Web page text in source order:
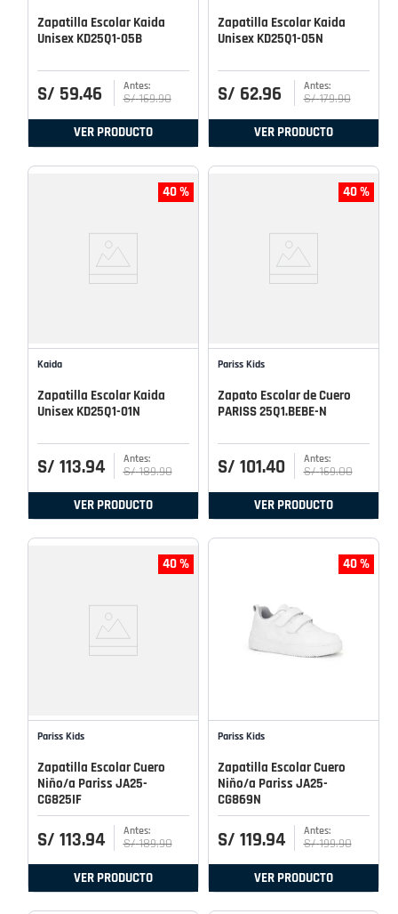
Zapatilla Escolar Kaida
Unisex KD25Q1-05B
S/ 59.46 S/ 169.90
VER PRODUCTO
Zapatilla Escolar Kaida
Unisex KD25Q1-05N
S/ 62.96 S/ 179.90
VER PRODUCTO
40 %
Kaida
Zapatilla Escolar Kaida
Unisex KD25Q1-01N
S/ 113.94 S/ 189.90
VER PRODUCTO
40 %
Pariss Kids
Zapato Escolar de Cuero
PARISS 25Q1.BEBE-N
S/ 101.40 S/ 169.00
VER PRODUCTO
40 %
Pariss Kids
Zapatilla Escolar Cuero
Niño/a Pariss JA25-
CG825IF
S/ 113.94 S/ 189.90
VER PRODUCTO
40 %
Pariss Kids
Zapatilla Escolar Cuero
Niño/a Pariss JA25-
CG869N
S/ 119.94 S/ 199.90
VER PRODUCTO